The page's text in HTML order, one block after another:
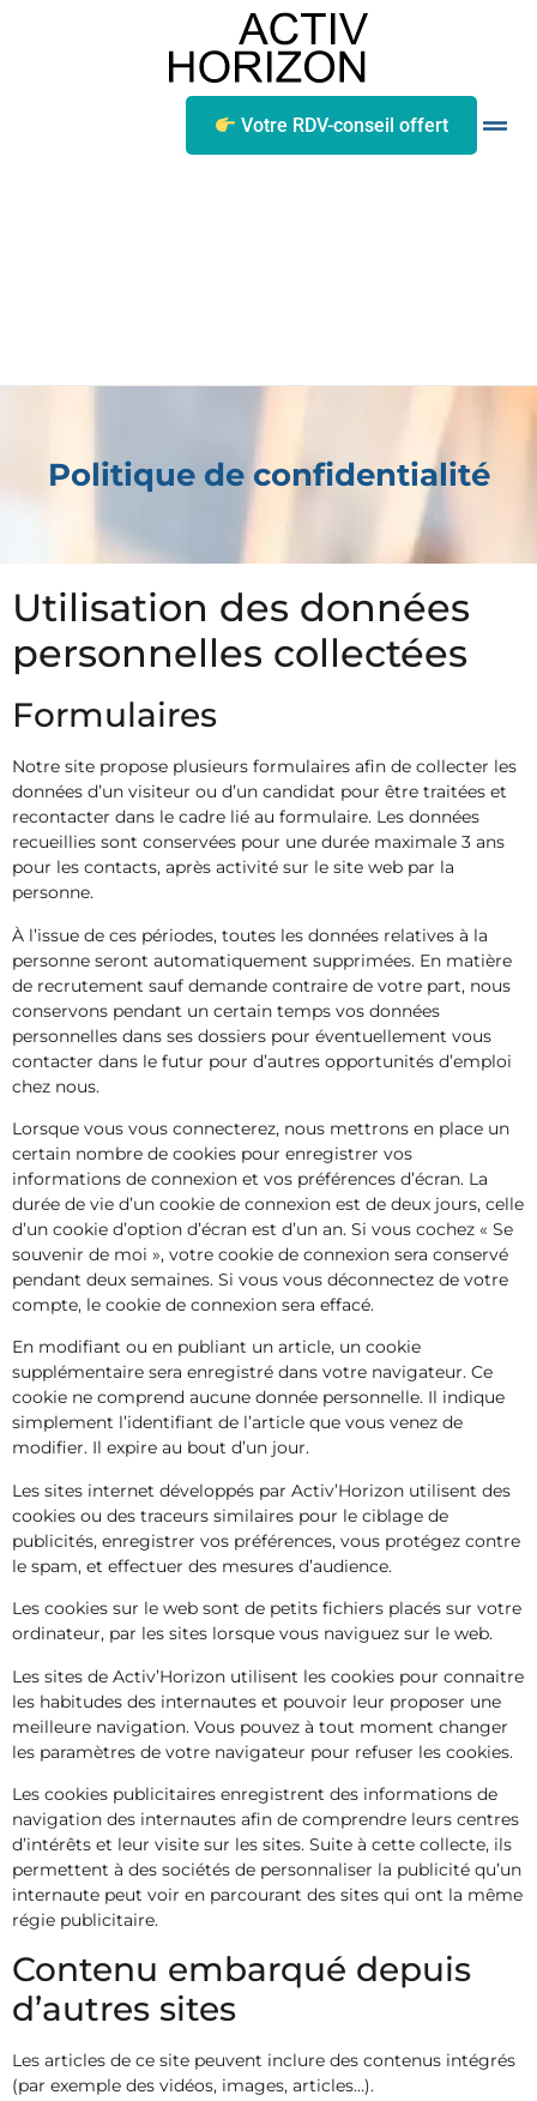
Votre RDV-conseil offert
Politique de confidentialité
Utilisation des données
personnelles collectées
Formulaires
Notre site propose plusieurs formulaires afin de collecter les
données d’un visiteur ou d’un candidat pour être traitées et
recontacter dans le cadre lié au formulaire. Les données
recueillies sont conservées pour une durée maximale 3 ans
pour les contacts, après activité sur le site web par la
personne.
À l’issue de ces périodes, toutes les données relatives à la
personne seront automatiquement supprimées. En matière
de recrutement sauf demande contraire de votre part, nous
conservons pendant un certain temps vos données
personnelles dans ses dossiers pour éventuellement vous
contacter dans le futur pour d’autres opportunités d’emploi
chez nous.
Lorsque vous vous connecterez, nous mettrons en place un
certain nombre de cookies pour enregistrer vos
informations de connexion et vos préférences d’écran. La
durée de vie d’un cookie de connexion est de deux jours, celle
d’un cookie d’option d’écran est d’un an. Si vous cochez « Se
souvenir de moi », votre cookie de connexion sera conservé
pendant deux semaines. Si vous vous déconnectez de votre
compte, le cookie de connexion sera effacé.
En modifiant ou en publiant un article, un cookie
supplémentaire sera enregistré dans votre navigateur. Ce
cookie ne comprend aucune donnée personnelle. Il indique
simplement l’identifiant de l’article que vous venez de
modifier. Il expire au bout d’un jour.
Les sites internet développés par Activ’Horizon utilisent des
cookies ou des traceurs similaires pour le ciblage de
publicités, enregistrer vos préférences, vous protégez contre
le spam, et effectuer des mesures d’audience.
Les cookies sur le web sont de petits fichiers placés sur votre
ordinateur, par les sites lorsque vous naviguez sur le web.
Les sites de Activ’Horizon utilisent les cookies pour connaitre
les habitudes des internautes et pouvoir leur proposer une
meilleure navigation. Vous pouvez à tout moment changer
les paramètres de votre navigateur pour refuser les cookies.
Les cookies publicitaires enregistrent des informations de
navigation des internautes afin de comprendre leurs centres
d’intérêts et leur visite sur les sites. Suite à cette collecte, ils
permettent à des sociétés de personnaliser la publicité qu’un
internaute peut voir en parcourant des sites qui ont la même
régie publicitaire.
Contenu embarqué depuis
d’autres sites
Les articles de ce site peuvent inclure des contenus intégrés
(par exemple des vidéos, images, articles…).